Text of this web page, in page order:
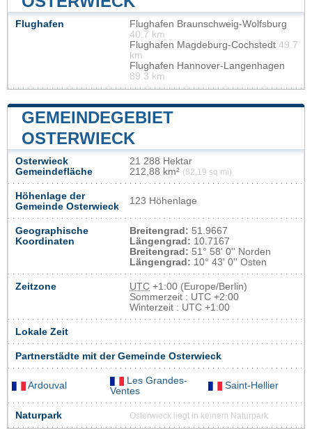
Flughafen
Flughafen Braunschweig-Wolfsburg
40.7 km
Flughafen Magdeburg-Cochstedt 49.7
km
Flughafen Hannover-Langenhagen
89.3 km
GEMEINDEGEBIET
OSTERWIECK
Osterwieck
Gemeindefläche
21 288 Hektar
212,88 km² (82,19 sq mi)
Höhenlage der
Gemeinde Osterwieck
123 Höhenlage
Geographische
Koordinaten
Breitengrad: 51.9667
Längengrad: 10.7167
Breitengrad: 51° 58' 0'' Norden
Längengrad: 10° 43' 0'' Osten
Zeitzone UTC +1:00 (Europe/Berlin)
Sommerzeit : UTC +2:00
Winterzeit : UTC +1:00
Lokale Zeit
Partnerstädte mit der Gemeinde Osterwieck
Ardouval
Les Grandes-
Ventes
Saint-Hellier
Naturpark Osterwieck liegt in keinem Naturpark